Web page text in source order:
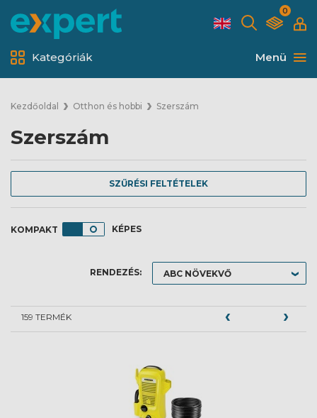
0
Menü
Kategóriák
Kezdőoldal Otthon és hobbi Szerszám
Szerszám
SZŰRÉSI FELTÉTELEK
KÉPES
RENDEZÉS:
159 TERMÉK